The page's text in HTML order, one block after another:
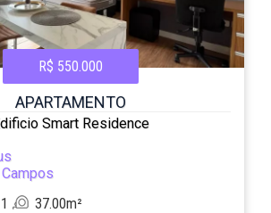
R$ 550.000
APARTAMENTO
Smart Residence
1 37.00m²